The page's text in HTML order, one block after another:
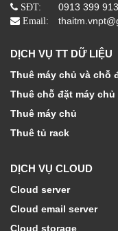
SĐT: 0913 399
Email:
DỊCH VỤ TT DỮ LIỆU
Thuê máy chủ và chỗ
Thuê chỗ đặt máy chủ
Thuê máy chủ
Thuê tủ rack
DỊCH VỤ CLOUD
Cloud server
Cloud email server
Cloud storage